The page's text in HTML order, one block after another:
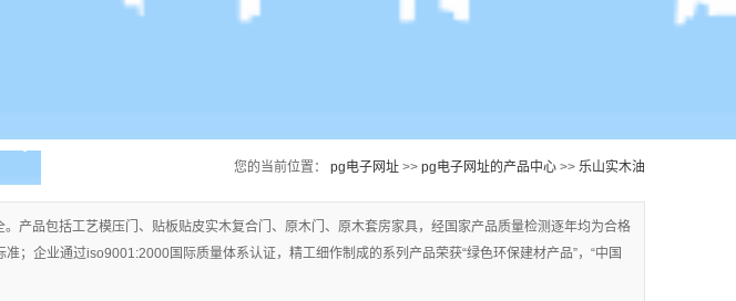
您的当前位置： pg电子网址 >> pg电子网址的产品中心 >> 乐山实木油
漆门
产品包括工艺模压门、贴板贴皮实木复合门、原木门、原木套房家具，经国家产品质量检测逐年均为合格
；企业通过iso9001:2000国际质量体系认证，精工细作制成的系列产品荣获“绿色环保建材产品”，“中国